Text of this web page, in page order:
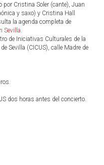
por Cristina Soler (cante), Juan
y saxo) y Cristina Hall
la agenda completa de
Sevilla.
de Iniciativas Culturales de la
Sevilla (CICUS), calle Madre de
dos horas antes del concierto.